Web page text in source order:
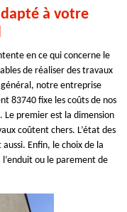
à votre
en ce qui concerne le
de réaliser des travaux
notre entreprise
83740 fixe les coûts de nos
Le premier est la dimension
coûtent chers. L’état des
Enfin, le choix de la
ou le parement de